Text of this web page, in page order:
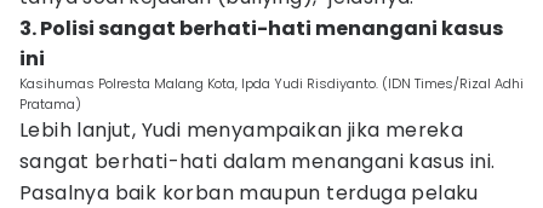
3. Polisi sangat berhati-hati menangani kasus
ini
Kasihumas Polresta Malang Kota, Ipda Yudi Risdiyanto. (IDN Times/Rizal Adhi
Pratama)
Lebih lanjut, Yudi menyampaikan jika mereka
sangat berhati-hati dalam menangani kasus ini.
Pasalnya baik korban maupun terduga pelaku